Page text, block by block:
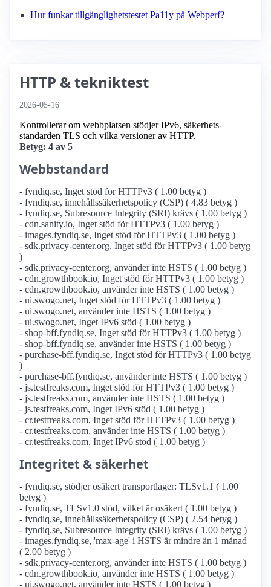
Hur funkar tillgänglighetstestet Pa11y på Webperf?
HTTP & tekniktest
2026-05-16
Kontrollerar om webbplatsen stödjer IPv6, säkerhets­
standarden TLS och vilka versioner av HTTP.
Betyg: 4 av 5
Webbstandard
- fyndiq.se, Inget stöd för HTTPv3 ( 1.00 betyg )
- fyndiq.se, innehållssäkerhetspolicy (CSP) ( 4.83 betyg )
- fyndiq.se, Subresource Integrity (SRI) krävs ( 1.00 betyg )
- cdn.sanity.io, Inget stöd för HTTPv3 ( 1.00 betyg )
- images.fyndiq.se, Inget stöd för HTTPv3 ( 1.00 betyg )
- sdk.privacy-center.org, Inget stöd för HTTPv3 ( 1.00 betyg
)
- sdk.privacy-center.org, använder inte HSTS ( 1.00 betyg )
- cdn.growthbook.io, Inget stöd för HTTPv3 ( 1.00 betyg )
- cdn.growthbook.io, använder inte HSTS ( 1.00 betyg )
- ui.swogo.net, Inget stöd för HTTPv3 ( 1.00 betyg )
- ui.swogo.net, använder inte HSTS ( 1.00 betyg )
- ui.swogo.net, Inget IPv6 stöd ( 1.00 betyg )
- shop-bff.fyndiq.se, Inget stöd för HTTPv3 ( 1.00 betyg )
- shop-bff.fyndiq.se, använder inte HSTS ( 1.00 betyg )
- purchase-bff.fyndiq.se, Inget stöd för HTTPv3 ( 1.00 betyg
)
- purchase-bff.fyndiq.se, använder inte HSTS ( 1.00 betyg )
- js.testfreaks.com, Inget stöd för HTTPv3 ( 1.00 betyg )
- js.testfreaks.com, använder inte HSTS ( 1.00 betyg )
- js.testfreaks.com, Inget IPv6 stöd ( 1.00 betyg )
- cr.testfreaks.com, Inget stöd för HTTPv3 ( 1.00 betyg )
- cr.testfreaks.com, använder inte HSTS ( 1.00 betyg )
- cr.testfreaks.com, Inget IPv6 stöd ( 1.00 betyg )
Integritet & säkerhet
- fyndiq.se, stödjer osäkert transportlager: TLSv1.1 ( 1.00
betyg )
- fyndiq.se, TLSv1.0 stöd, vilket är osäkert ( 1.00 betyg )
- fyndiq.se, innehållssäkerhetspolicy (CSP) ( 2.54 betyg )
- fyndiq.se, Subresource Integrity (SRI) krävs ( 1.00 betyg )
- images.fyndiq.se, 'max-age' i HSTS är mindre än 1 månad
( 2.00 betyg )
- sdk.privacy-center.org, använder inte HSTS ( 1.00 betyg )
- cdn.growthbook.io, använder inte HSTS ( 1.00 betyg )
- ui.swogo.net, använder inte HSTS ( 1.00 betyg )